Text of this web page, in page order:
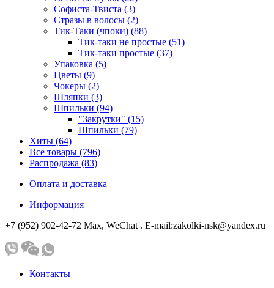
Софиста-Твиста (3)
Стразы в волосы (2)
Тик-Таки (чпоки) (88)
Тик-таки не простые (51)
Тик-таки простые (37)
Упаковка (5)
Цветы (9)
Чокеры (2)
Шляпки (3)
Шпильки (94)
"Закрутки" (15)
Шпильки (79)
Хиты (64)
Все товары (796)
Распродажа (83)
Оплата и доставка
Информация
+7 (952) 902-42-72 Мах, WeChat . E-mail:zakolki-nsk@yandex.ru
Контакты